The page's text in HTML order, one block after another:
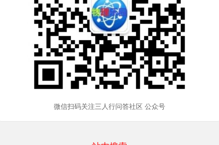
微信扫码关注三人行问答社区 公众号